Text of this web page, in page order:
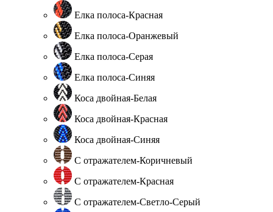
Елка полоса-Красная
Елка полоса-Оранжевый
Елка полоса-Серая
Елка полоса-Синяя
Коса двойная-Белая
Коса двойная-Красная
Коса двойная-Синяя
С отражателем-Коричневый
С отражателем-Красная
С отражателем-Светло-Серый